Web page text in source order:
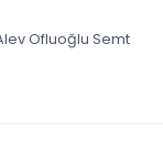
Ofluoğlu Semt